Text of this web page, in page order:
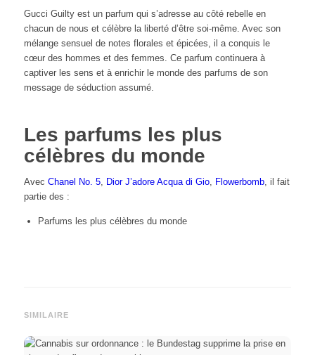
Gucci Guilty est un parfum qui s’adresse au côté rebelle en
chacun de nous et célèbre la liberté d’être soi-même. Avec son
mélange sensuel de notes florales et épicées, il a conquis le
cœur des hommes et des femmes. Ce parfum continuera à
captiver les sens et à enrichir le monde des parfums de son
message de séduction assumé.
Les parfums les plus
célèbres du monde
Avec Chanel No. 5, Dior J’adore Acqua di Gio, Flowerbomb, il fait
partie des :
Parfums les plus célèbres du monde
SIMILAIRE